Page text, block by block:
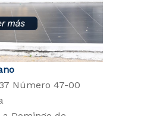
Número 47-00